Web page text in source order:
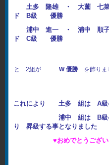
土多 隆雄 ・ 大薗 七
ド B級 優勝
浦中 進一 ・ 浦中
ド C級 優勝
と 2組がW 優勝 を飾りま
これにより 土多 組は A級
浦中 組は B級へ
り 昇級する事となりました
♥おめでとうござい